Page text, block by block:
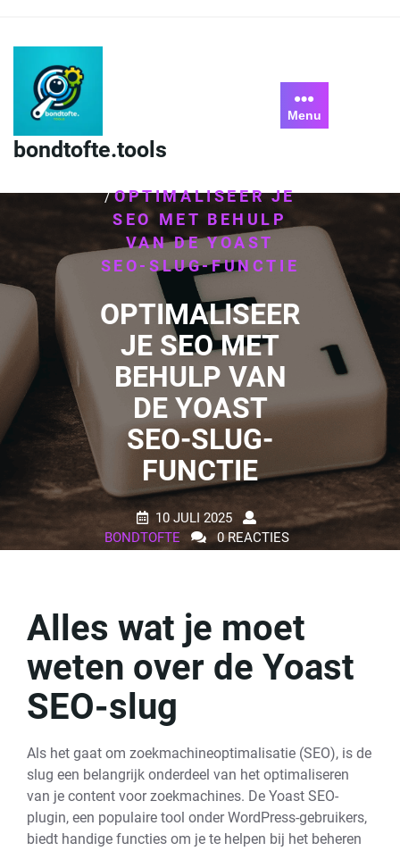
content
bondtofte.tools
Menu
/OPTIMALISEER JE
SEO MET BEHULP
VAN DE YOAST
SEO-SLUG-FUNCTIE
OPTIMALISEER
JE SEO MET
BEHULP VAN
DE YOAST
SEO-SLUG-
FUNCTIE
10 JULI 2025
BONDTOFTE
0 REACTIES
Alles wat je moet
weten over de Yoast
SEO-slug
Als het gaat om zoekmachineoptimalisatie (SEO), is de
slug een belangrijk onderdeel van het optimaliseren
van je content voor zoekmachines. De Yoast SEO-
plugin, een populaire tool onder WordPress-gebruikers,
biedt handige functies om je te helpen bij het beheren